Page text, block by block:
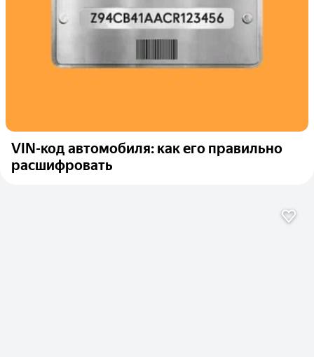
VIN-код автомобиля: как его правильно
расшифровать